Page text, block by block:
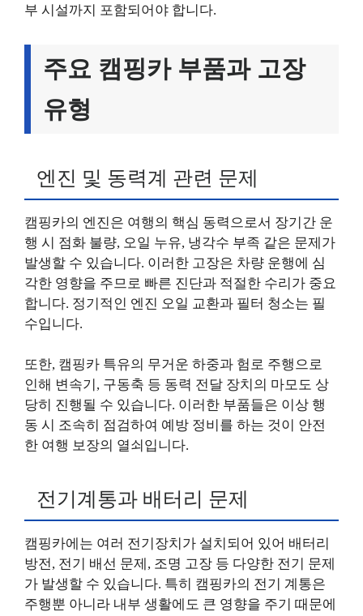
부 시설까지 포함되어야 합니다.
주요 캠핑카 부품과 고장
유형
엔진 및 동력계 관련 문제
캠핑카의 엔진은 여행의 핵심 동력으로서 장기간 운
행 시 점화 불량, 오일 누유, 냉각수 부족 같은 문제가
발생할 수 있습니다. 이러한 고장은 차량 운행에 심
각한 영향을 주므로 빠른 진단과 적절한 수리가 중요
합니다. 정기적인 엔진 오일 교환과 필터 청소는 필
수입니다.
또한, 캠핑카 특유의 무거운 하중과 험로 주행으로
인해 변속기, 구동축 등 동력 전달 장치의 마모도 상
당히 진행될 수 있습니다. 이러한 부품들은 이상 행
동 시 조속히 점검하여 예방 정비를 하는 것이 안전
한 여행 보장의 열쇠입니다.
전기계통과 배터리 문제
캠핑카에는 여러 전기장치가 설치되어 있어 배터리
방전, 전기 배선 문제, 조명 고장 등 다양한 전기 문제
가 발생할 수 있습니다. 특히 캠핑카의 전기 계통은
주행뿐 아니라 내부 생활에도 큰 영향을 주기 때문에